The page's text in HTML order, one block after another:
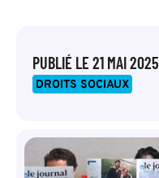
PUBLIÉ LE 21 MAI 2025
DROITS SOCIAUX